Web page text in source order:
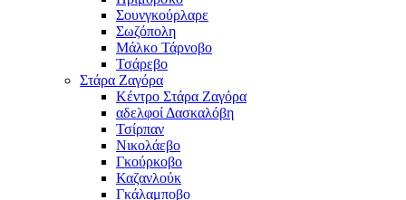
Σουνγκούρλαρε
Σωζόπολη
Μάλκο Τάρνοβο
Τσάρεβο
Στάρα Ζαγόρα
Κέντρο Στάρα Ζαγόρα
αδελφοί Δασκαλόβη
Τσίρπαν
Νικολάεβο
Γκούρκοβο
Καζανλούκ
Γκάλαμποβο